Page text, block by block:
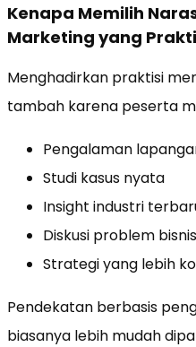
Kenapa Memilih
Marketing yang
Menghadirkan praktisi
tambah karena peserta
Pengalaman
Studi kasus nyata
Insight industri
Diskusi problem
Strategi yang lebih
Pendekatan berbasis
biasanya lebih mudah